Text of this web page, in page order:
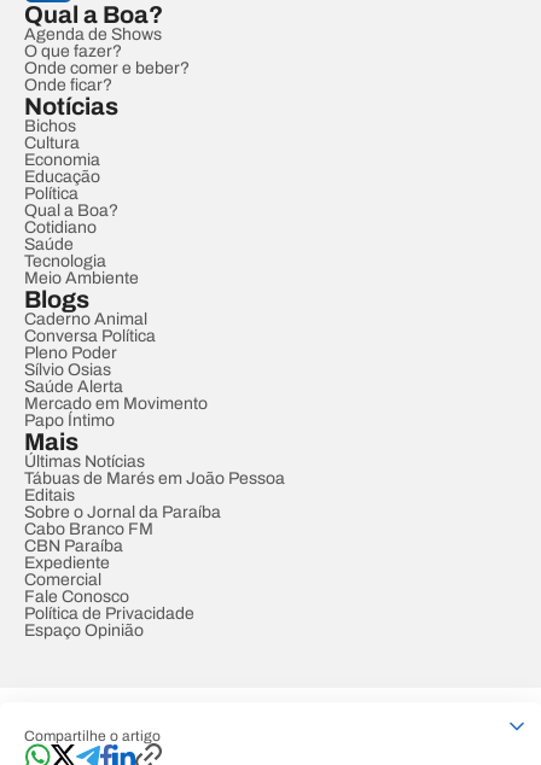
Compartilhe o artigo
Qual a Boa?
Agenda de Shows
O que fazer?
Onde comer e beber?
Onde ficar?
Notícias
Bichos
Cultura
Economia
Educação
Política
Qual a Boa?
Cotidiano
Saúde
Tecnologia
Meio Ambiente
Blogs
Caderno Animal
Conversa Política
Pleno Poder
Sílvio Osias
Saúde Alerta
Mercado em Movimento
Papo Íntimo
Mais
Últimas Notícias
Tábuas de Marés em João Pessoa
Editais
Sobre o Jornal da Paraíba
Cabo Branco FM
CBN Paraíba
Expediente
Comercial
Fale Conosco
Política de Privacidade
Espaço Opinião